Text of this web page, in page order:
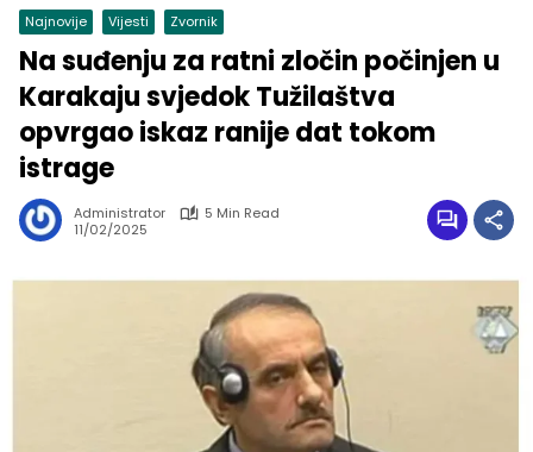
Najnovije Vijesti Zvornik
Na suđenju za ratni zločin počinjen u
Karakaju svjedok Tužilaštva
opvrgao iskaz ranije dat tokom
istrage
Administrator
5 Min Read
11/02/2025